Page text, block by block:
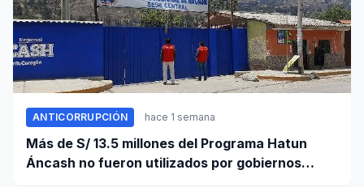
ANTICORRUPCIÓN hace 1 semana
Más de S/ 13.5 millones del Programa Hatun
Áncash no fueron utilizados por gobiernos